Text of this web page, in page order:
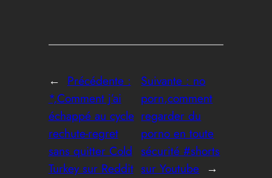
← Précédente :
*,Comment j’ai
échappé au cycle
rechute-regret
sans quitter Cold
Turkey sur Reddit
Suivante : no
porn,comment
regarder du
porno en toute
sécurité #shorts
sur Youtube →